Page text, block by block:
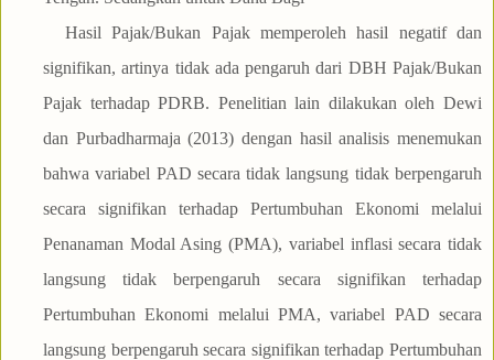
Hasil Pajak/Bukan Pajak memperoleh hasil negatif dan
signifikan, artinya tidak ada pengaruh dari DBH Pajak/Bukan
Pajak terhadap PDRB. Penelitian lain dilakukan oleh Dewi
dan Purbadharmaja (2013) dengan hasil analisis menemukan
bahwa variabel PAD secara tidak langsung tidak berpengaruh
secara signifikan terhadap Pertumbuhan Ekonomi melalui
Penanaman Modal Asing (PMA), variabel inflasi secara tidak
langsung tidak berpengaruh secara signifikan terhadap
Pertumbuhan Ekonomi melalui PMA, variabel PAD secara
langsung berpengaruh secara signifikan terhadap Pertumbuhan